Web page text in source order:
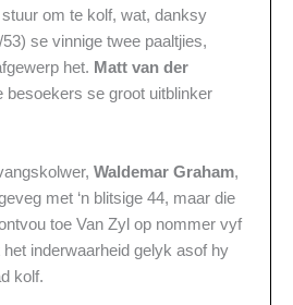
om te kolf, wat, danksy
53) se vinnige twee paaltjies,
het. Matt van der
besoekers se groot uitblinker
Waldemar Graham,
met ‘n blitsige 44, maar die
toe Van Zyl op nommer vyf
inderwaarheid gelyk asof hy
kolf.